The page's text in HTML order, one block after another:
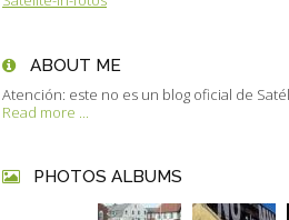
ABOUT ME
Atención: este no es un blog oficial de
Read more ...
PHOTOS ALBUMS